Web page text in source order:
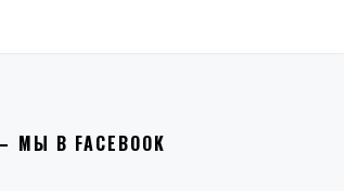
МЫ В FACEBOOK